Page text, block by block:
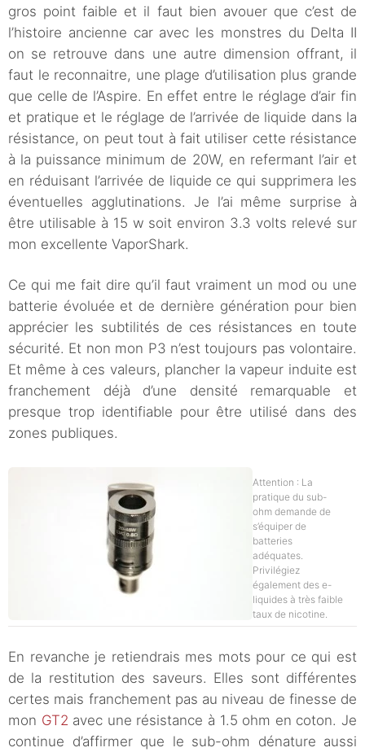
gros point faible et il faut bien avouer que c’est de
l’histoire ancienne car avec les monstres du Delta II
on se retrouve dans une autre dimension offrant, il
faut le reconnaitre, une plage d’utilisation plus grande
que celle de l’Aspire. En effet entre le réglage d’air fin
et pratique et le réglage de l’arrivée de liquide dans la
résistance, on peut tout à fait utiliser cette résistance
à la puissance minimum de 20W, en refermant l’air et
en réduisant l’arrivée de liquide ce qui supprimera les
éventuelles agglutinations. Je l’ai même surprise à
être utilisable à 15 w soit environ 3.3 volts relevé sur
mon excellente VaporShark.
Ce qui me fait dire qu’il faut vraiment un mod ou une
batterie évoluée et de dernière génération pour bien
apprécier les subtilités de ces résistances en toute
sécurité. Et non mon P3 n’est toujours pas volontaire.
Et même à ces valeurs, plancher la vapeur induite est
franchement déjà d’une densité remarquable et
presque trop identifiable pour être utilisé dans des
zones publiques.
Attention : La
pratique du sub-
ohm demande de
s’équiper de
batteries
adéquates.
Privilégiez
également des e-
liquides à très faible
taux de nicotine.
En revanche je retiendrais mes mots pour ce qui est
de la restitution des saveurs. Elles sont différentes
certes mais franchement pas au niveau de finesse de
mon GT2 avec une résistance à 1.5 ohm en coton. Je
continue d’affirmer que le sub-ohm dénature aussi